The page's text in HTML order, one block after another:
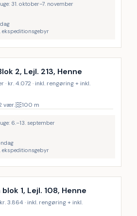
31. oktober–7. november
ekspeditionsgebyr
2, Lejl. 213, Henne
· kr. 4.072 · inkl. rengøring + inkl.
vær. 100 m
6.–13. september
ekspeditionsgebyr
1, Lejl. 108, Henne
3.864 · inkl. rengøring + inkl.